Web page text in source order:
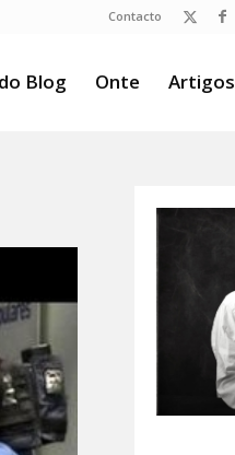
Contacto
Blog Onte Artigos